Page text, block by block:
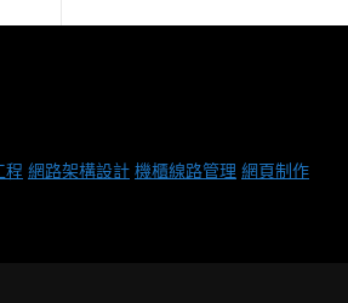
程 網路架構設計 機櫃線路管理 網頁制作